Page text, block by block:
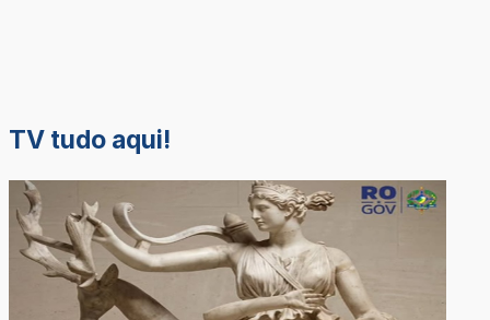
TV tudo aqui!